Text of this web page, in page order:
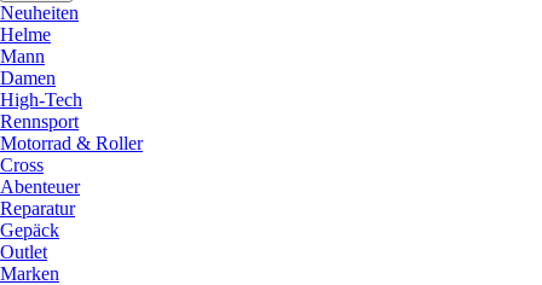
Neuheiten
Helme
Mann
Damen
High-Tech
Rennsport
Motorrad & Roller
Cross
Abenteuer
Reparatur
Gepäck
Outlet
Marken